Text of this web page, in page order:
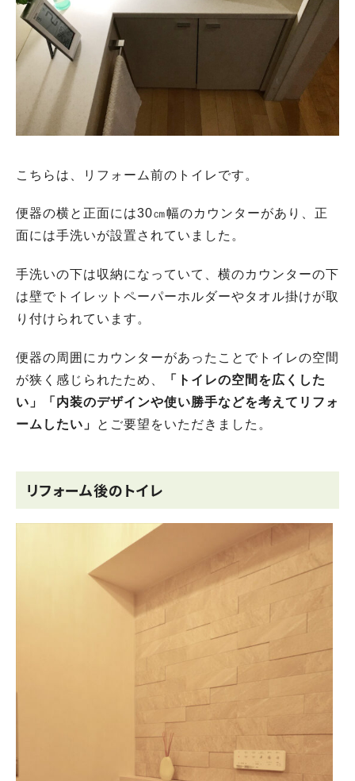
こちらは、リフォーム前のトイレです。
便器の横と正面には30㎝幅のカウンターがあり、正
面には手洗いが設置されていました。
手洗いの下は収納になっていて、横のカウンターの下
は壁でトイレットペーパーホルダーやタオル掛けが取
り付けられています。
便器の周囲にカウンターがあったことでトイレの空間
が狭く感じられたため、
「トイレの空間を広くした
い」「内装のデザインや使い勝手などを考えてリフォ
ームしたい」
とご要望をいただきました。
リフォーム後のトイレ